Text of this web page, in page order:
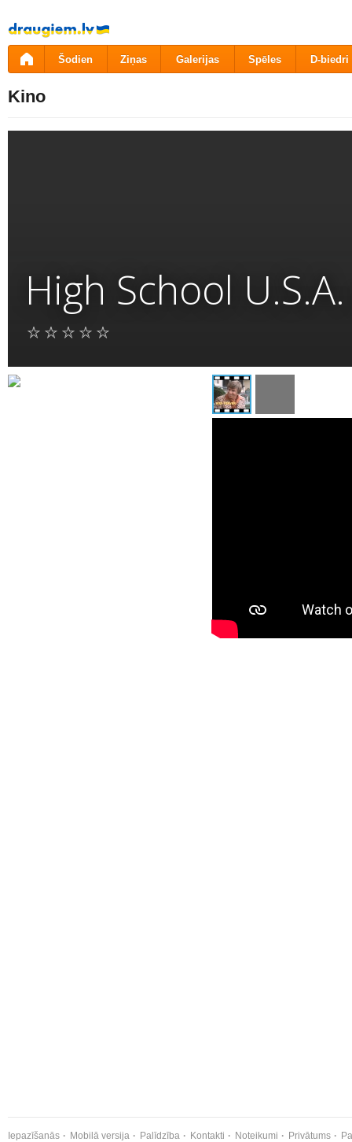
Pāriet
uz
saturu
Šodien Ziņas Galerijas Spēles D-biedri
Kino
High School U.S.A.
Iepazīšanās Mobilā versija Palīdzība Kontakti Noteikumi Privātums